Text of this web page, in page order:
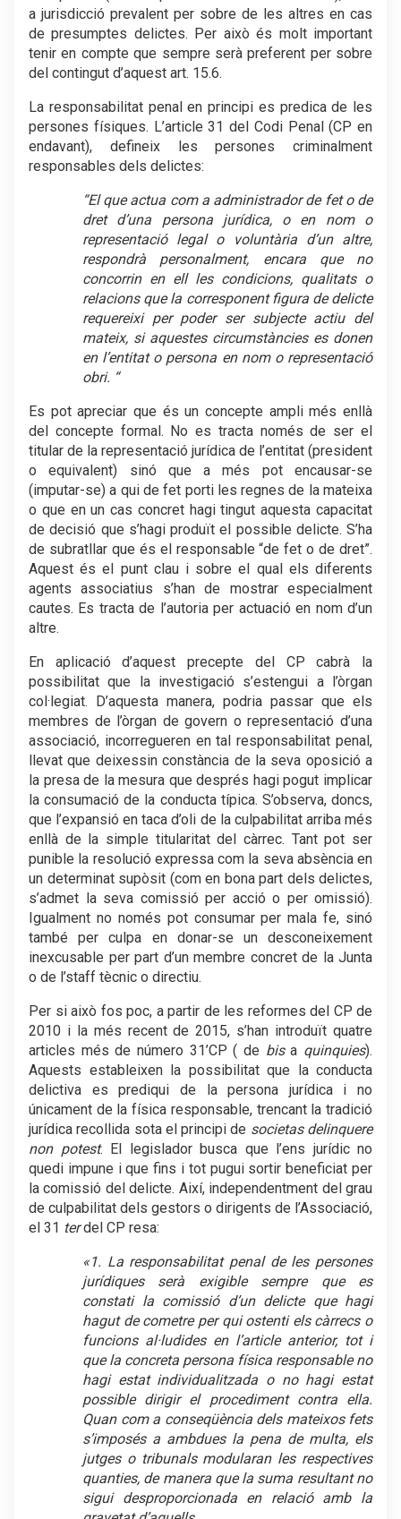
a jurisdicció prevalent per sobre de les altres en cas
de presumptes delictes. Per això és molt important
tenir en compte que sempre serà preferent per sobre
del contingut d’aquest art. 15.6.
La responsabilitat penal en principi es predica de les
persones físiques. L’article 31 del Codi Penal (CP en
endavant), defineix les persones criminalment
responsables dels delictes:
“El que actua com a administrador de fet o de
dret d’una persona jurídica, o en nom o
representació legal o voluntària d’un altre,
respondrà personalment, encara que no
concorrin en ell les condicions, qualitats o
relacions que la corresponent figura de delicte
requereixi per poder ser subjecte actiu del
mateix, si aquestes circumstàncies es donen
en l’entitat o persona en nom o representació
obri. “
Es pot apreciar que és un concepte ampli més enllà
del concepte formal. No es tracta només de ser el
titular de la representació jurídica de l’entitat (president
o equivalent) sinó que a més pot encausar-se
(imputar-se) a qui de fet porti les regnes de la mateixa
o que en un cas concret hagi tingut aquesta capacitat
de decisió que s’hagi produït el possible delicte. S’ha
de subratllar que és el responsable “de fet o de dret”.
Aquest és el punt clau i sobre el qual els diferents
agents associatius s’han de mostrar especialment
cautes. Es tracta de l’autoria per actuació en nom d’un
altre.
En aplicació d’aquest precepte del CP cabrà la
possibilitat que la investigació s’estengui a l’òrgan
col·legiat. D’aquesta manera, podria passar que els
membres de l’òrgan de govern o representació d’una
associació, incorregueren en tal responsabilitat penal,
llevat que deixessin constància de la seva oposició a
la presa de la mesura que després hagi pogut implicar
la consumació de la conducta típica. S’observa, doncs,
que l’expansió en taca d’oli de la culpabilitat arriba més
enllà de la simple titularitat del càrrec. Tant pot ser
punible la resolució expressa com la seva absència en
un determinat supòsit (com en bona part dels delictes,
s’admet la seva comissió per acció o per omissió).
Igualment no només pot consumar per mala fe, sinó
també per culpa en donar-se un desconeixement
inexcusable per part d’un membre concret de la Junta
o de l’staff tècnic o directiu.
Per si això fos poc, a partir de les reformes del CP de
2010 i la més recent de 2015, s’han introduït quatre
articles més de número 31’CP ( de bisa quinquies).
Aquests estableixen la possibilitat que la conducta
delictiva es prediqui de la persona jurídica i no
únicament de la física responsable, trencant la tradició
jurídica recollida sota el principi de societas delinquere
non potest. El legislador busca que l’ens jurídic no
quedi impune i que fins i tot pugui sortir beneficiat per
la comissió del delicte. Així, independentment del grau
de culpabilitat dels gestors o dirigents de l’Associació,
el 31 terdel CP resa:
«1. La responsabilitat penal de les persones
jurídiques serà exigible sempre que es
constati la comissió d’un delicte que hagi
hagut de cometre per qui ostenti els càrrecs o
funcions al·ludides en l’article anterior, tot i
que la concreta persona física responsable no
hagi estat individualitzada o no hagi estat
possible dirigir el procediment contra ella.
Quan com a conseqüència dels mateixos fets
s’imposés a ambdues la pena de multa, els
jutges o tribunals modularan les respectives
quanties, de manera que la suma resultant no
sigui desproporcionada en relació amb la